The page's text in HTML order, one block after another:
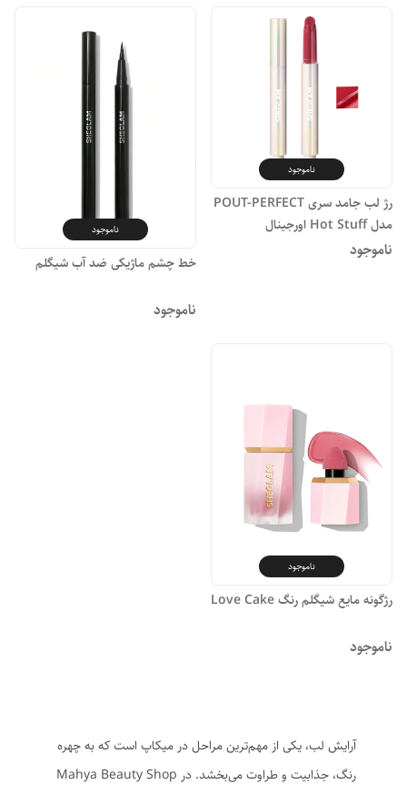
ناموجود
رژ لب جامد سری POUT-PERFECT
مدل Hot Stuff اورجینال
ناموجود
ناموجود
خط چشم ماژیکی ضد آب شیگلم
ناموجود
ناموجود
رژگونه مایع شیگلم رنگ Love Cake
ناموجود
آرایش لب، یکی از مهم‌ترین مراحل در میکاپ است که به چهره
رنگ، جذابیت و طراوت می‌بخشد. در Mahya Beauty Shop